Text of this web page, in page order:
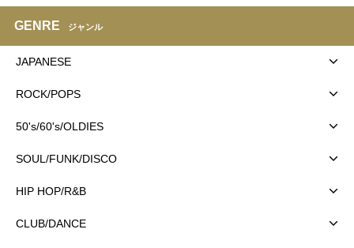
GENRE ジャンル
JAPANESE
ROCK/POPS
50's/60's/OLDIES
SOUL/FUNK/DISCO
HIP HOP/R&B
CLUB/DANCE